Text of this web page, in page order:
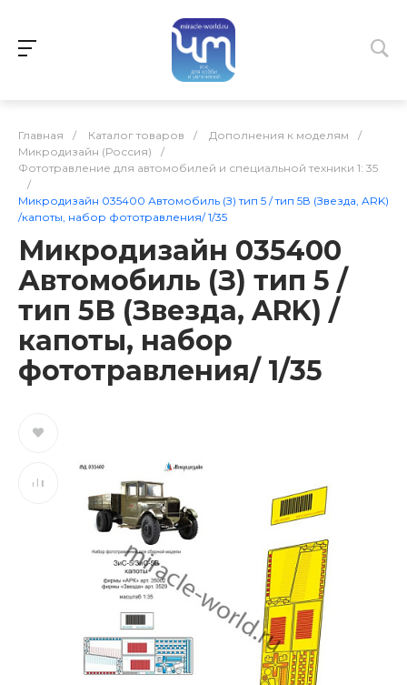
Главная / Каталог товаров / Дополнения к моделям
/
Микродизайн (Россия)
/
Фототравление для автомобилей и специальной техники 1: 35
/
Микродизайн 035400 Автомобиль (З) тип 5 / тип 5В (Звезда, ARK)
/капоты, набор фототравления/ 1/35
Микродизайн 035400
Автомобиль (З) тип 5 /
тип 5В (Звезда, ARK) /
капоты, набор
фототравления/ 1/35